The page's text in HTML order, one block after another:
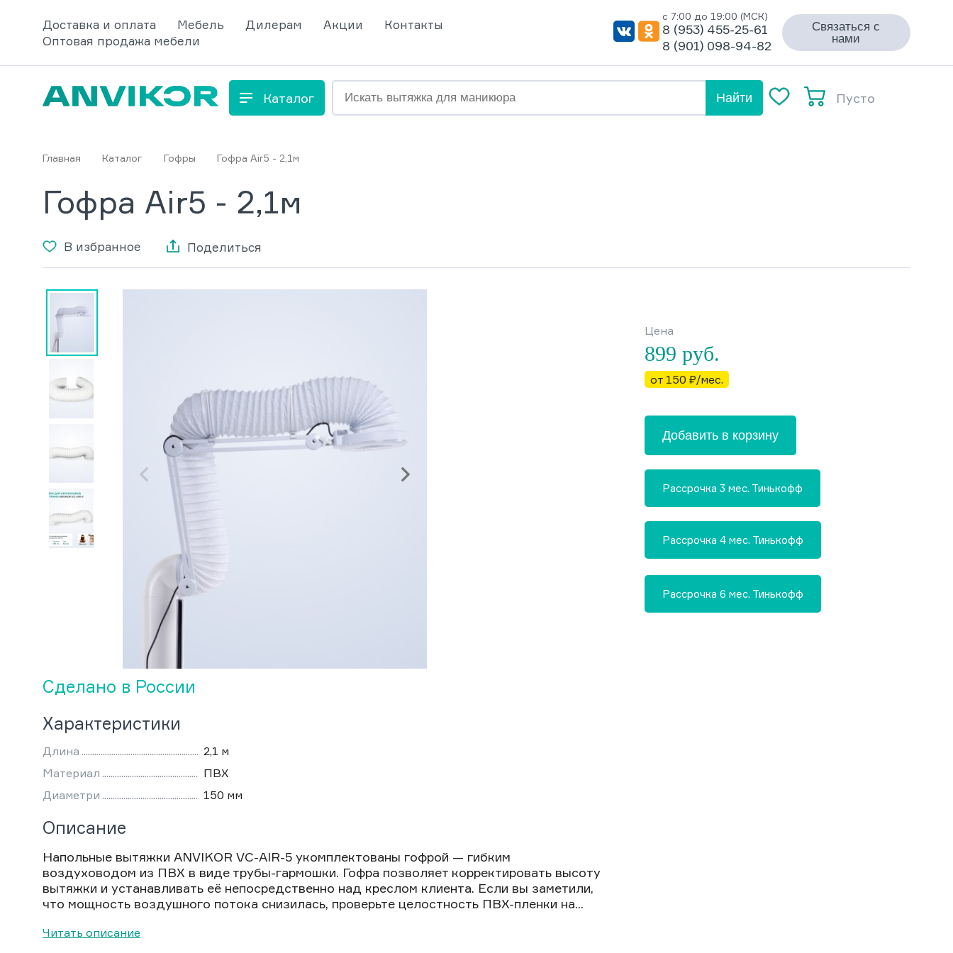
Доставка и оплата Мебель Дилерам Акции
Контакты
Оптовая продажа мебели
с 7:00 до 19:00 (МСК)
8 (953) 455-25-61
8 (901) 098-94-82
Связаться с
нами
Каталог Найти Пусто
Главная Каталог Гофры Гофра Air5 - 2,1м
Гофра Air5 - 2,1м
В избранное Поделиться
Сделано в России
Характеристики
Длина
2,1 м
Материал
ПВХ
Диаметри
150 мм
Описание
Напольные вытяжки ANVIKOR VC-AIR-5 укомплектованы гофрой — гибким
воздуховодом из ПВХ в виде трубы-гармошки. Гофра позволяет корректировать высоту
вытяжки и устанавливать её непосредственно над креслом клиента. Если вы заметили,
что мощность воздушного потока снизилась, проверьте целостность ПВХ-пленки на...
Читать описание
Цена
899 руб.
от 150 ₽/мес.
Добавить в корзину
Рассрочка 3 мес. Тинькофф
Рассрочка 4 мес. Тинькофф
Рассрочка 6 мес. Тинькофф